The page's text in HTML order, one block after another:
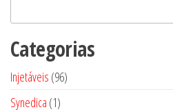
Categorias
Injetáveis 9696
Synedica 11